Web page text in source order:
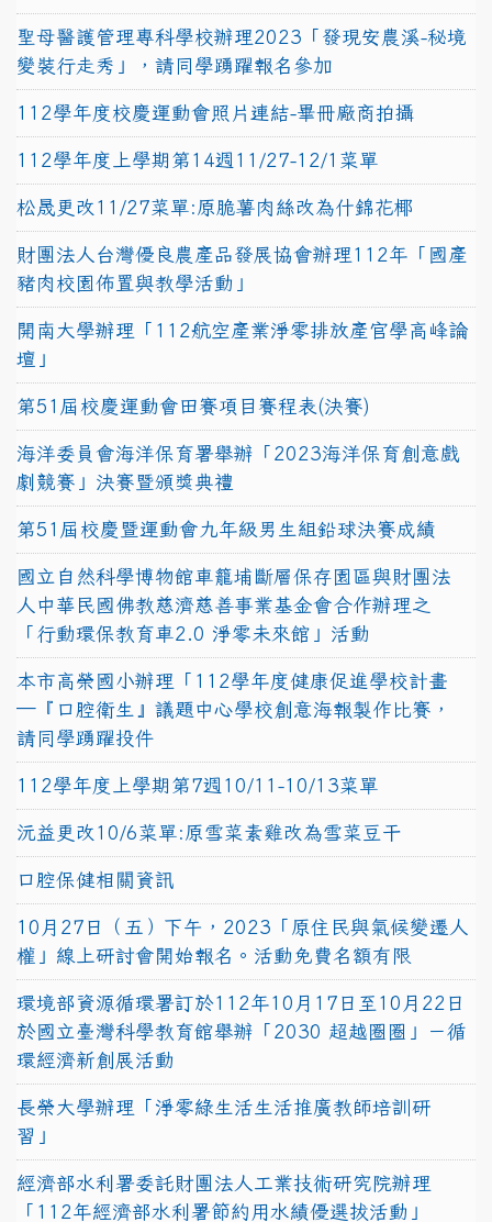
聖母醫護管理專科學校辦理2023「發現安農溪-秘境
變裝行走秀」，請同學踴躍報名參加
112學年度校慶運動會照片連結-畢冊廠商拍攝
112學年度上學期第14週11/27-12/1菜單
松晟更改11/27菜單:原脆薯肉絲改為什錦花椰
財團法人台灣優良農產品發展協會辦理112年「國產
豬肉校園佈置與教學活動」
開南大學辦理「112航空產業淨零排放產官學高峰論
壇」
第51屆校慶運動會田賽項目賽程表(決賽)
海洋委員會海洋保育署舉辦「2023海洋保育創意戲
劇競賽」決賽暨頒獎典禮
第51屆校慶暨運動會九年級男生組鉛球決賽成績
國立自然科學博物館車籠埔斷層保存園區與財團法
人中華民國佛教慈濟慈善事業基金會合作辦理之
「行動環保教育車2.0 淨零未來館」活動
本市高榮國小辦理「112學年度健康促進學校計畫
─『口腔衛生』議題中心學校創意海報製作比賽，
請同學踴躍投件
112學年度上學期第7週10/11-10/13菜單
沅益更改10/6菜單:原雪菜素雞改為雪菜豆干
口腔保健相關資訊
10月27日（五）下午，2023「原住民與氣候變遷人
權」線上研討會開始報名。活動免費名額有限
環境部資源循環署訂於112年10月17日至10月22日
於國立臺灣科學教育館舉辦「2030 超越圈圈」－循
環經濟新創展活動
長榮大學辦理「淨零綠生活生活推廣教師培訓研
習」
經濟部水利署委託財團法人工業技術研究院辦理
「112年經濟部水利署節約用水績優選拔活動」